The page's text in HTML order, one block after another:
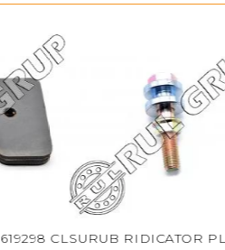
CL SURUB RIDICATOR